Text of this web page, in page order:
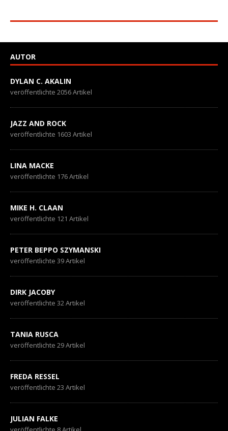
AUTOR
DYLAN C. AKALIN
veröffentlichte 2056 Artikel
JAZZ AND ROCK
veröffentlichte 1603 Artikel
LINA MACKE
veröffentlichte 176 Artikel
MIKE H. CLAAN
veröffentlichte 121 Artikel
PETER BEPPO SZYMANSKI
veröffentlichte 39 Artikel
DIRK JACOBY
veröffentlichte 32 Artikel
TANIA RUSCA
veröffentlichte 29 Artikel
FREDA RESSEL
veröffentlichte 23 Artikel
JULIAN FALKE